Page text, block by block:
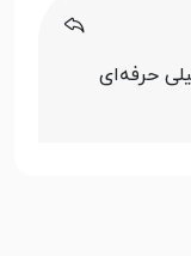
حرفه‌ای